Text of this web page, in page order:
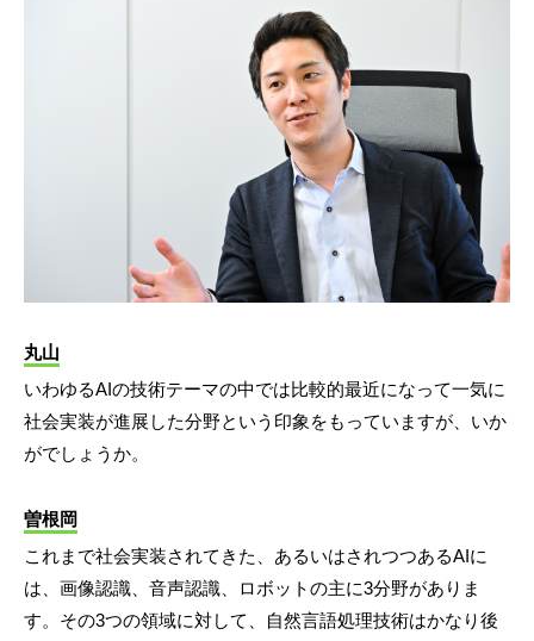
丸山
いわゆるAIの技術テーマの中では比較的最近になって一気に
社会実装が進展した分野という印象をもっていますが、いか
がでしょうか。
曽根岡
これまで社会実装されてきた、あるいはされつつあるAIに
は、画像認識、音声認識、ロボットの主に3分野がありま
す。その3つの領域に対して、自然言語処理技術はかなり後